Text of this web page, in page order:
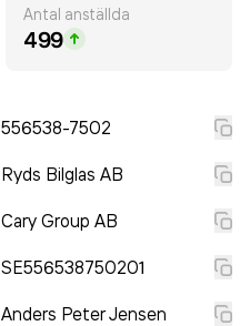
Antal anställda
499
556538-7502
Ryds Bilglas AB
Cary Group AB
SE556538750201
Anders Peter Jensen